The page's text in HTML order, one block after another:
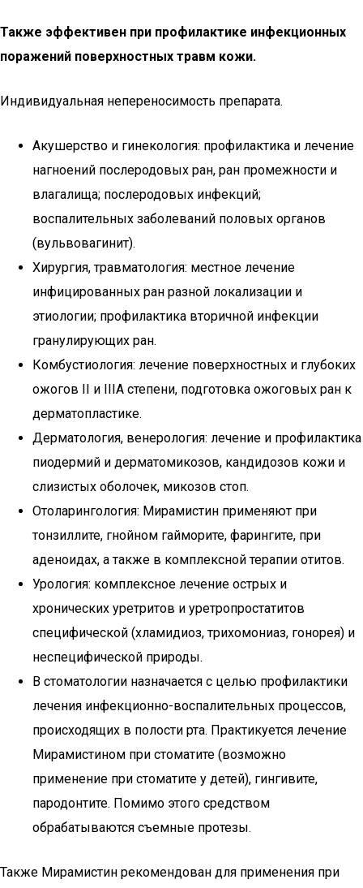
Также эффективен при профилактике инфекционных
поражений поверхностных травм кожи.
Индивидуальная непереносимость препарата.
Акушерство и гинекология: профилактика и лечение
нагноений послеродовых ран, ран промежности и
влагалища; послеродовых инфекций;
воспалительных заболеваний половых органов
(вульвовагинит).
Хирургия, травматология: местное лечение
инфицированных ран разной локализации и
этиологии; профилактика вторичной инфекции
гранулирующих ран.
Комбустиология: лечение поверхностных и глубоких
ожогов II и IIIA степени, подготовка ожоговых ран к
дерматопластике.
Дерматология, венерология: лечение и профилактика
пиодермий и дерматомикозов, кандидозов кожи и
слизистых оболочек, микозов стоп.
Отоларингология: Мирамистин применяют при
тонзиллите, гнойном гайморите, фарингите, при
аденоидах, а также в комплексной терапии отитов.
Урология: комплексное лечение острых и
хронических уретритов и уретропростатитов
специфической (хламидиоз, трихомониаз, гонорея) и
неспецифической природы.
В стоматологии назначается с целью профилактики
лечения инфекционно-воспалительных процессов,
происходящих в полости рта. Практикуется лечение
Мирамистином при стоматите (возможно
применение при стоматите у детей), гингивите,
пародонтите. Помимо этого средством
обрабатываются съемные протезы.
Также Мирамистин рекомендован для применения при